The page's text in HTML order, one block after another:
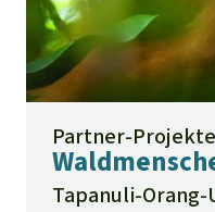
Partner-
Tapanuli-